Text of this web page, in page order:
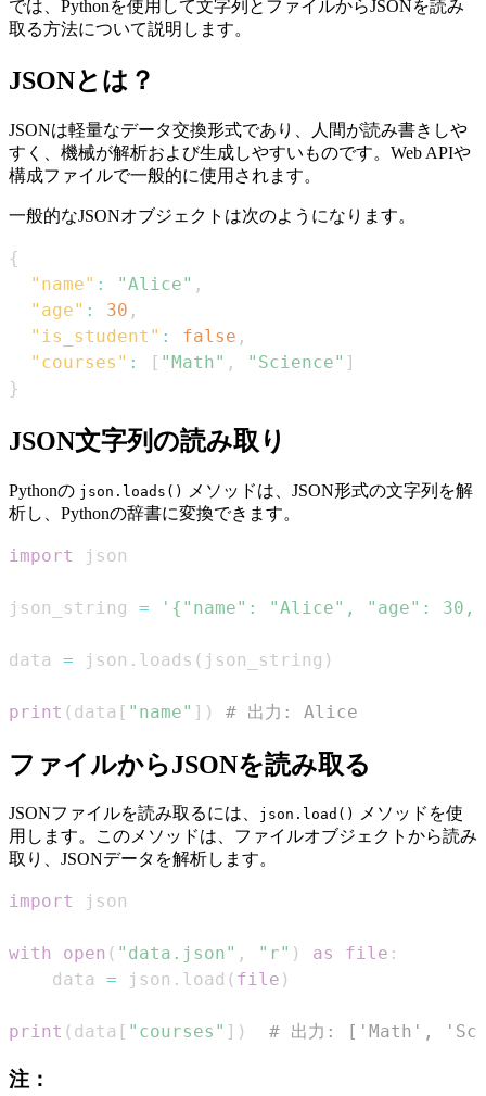
では、Pythonを使用して文字列とファイルからJSONを読み
取る方法について説明します。
JSONとは？
JSONは軽量なデータ交換形式であり、人間が読み書きしや
すく、機械が解析および生成しやすいものです。Web APIや
構成ファイルで一般的に使用されます。
一般的なJSONオブジェクトは次のようになります。
{
"name" : "Alice" ,
"age" : 30 ,
"is_student" : false ,
"courses" : [ "Math" , "Science" ]
}
JSON文字列の読み取り
Pythonの json.loads()
メソッドは、JSON形式の文字列を解
析し、Pythonの辞書に変換できます。
import
json_string = '{"name": "Alice", "age":
data = json . loads ( json_string )
print ( data [ "name" ] ) # 出力: Alice
ファイルからJSONを読み取る
JSONファイルを読み取るには、 json.load() メソッドを使
用します。このメソッドは、ファイルオブジェクトから読み
取り、JSONデータを解析します。
import
with open ( "data.json" , "r" ) as file :
    data
= json . load ( file )
print ( data [ "courses" ] ) # 出力: ['Math',
注：